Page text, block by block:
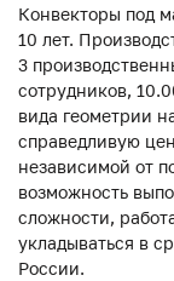
Конвекторы под
10 лет.
3
сотрудников,
вида геометрии
справедливую
независимой от
возможность
сложности,
укладываться в
России.